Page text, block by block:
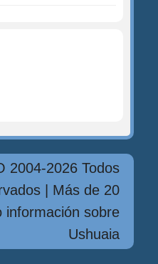
2004-2026 Todos
| Más de 20
información sobre
Ushuaia